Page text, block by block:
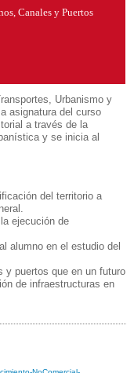
Canales y Puertos
Urbanismo y
asignatura del curso
a través de la
y se inicia al
del territorio a
ejecución de
alumno en el estudio del
y puertos que en un futuro
de infraestructuras en